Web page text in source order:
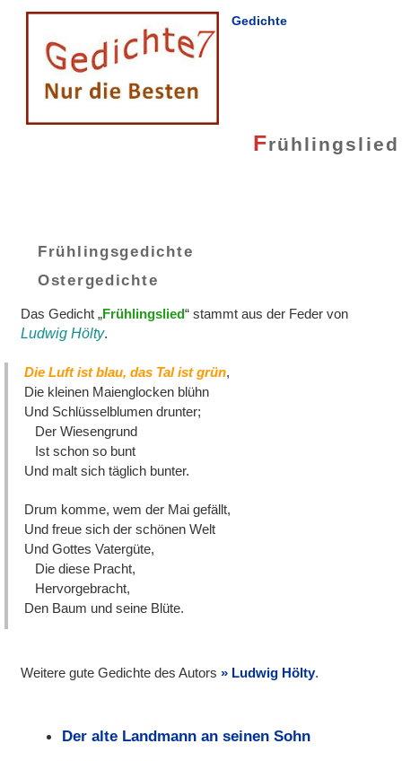
Gedichte
Frühlingslied
Frühlingsgedichte
Ostergedichte
Das Gedicht „Frühlingslied“ stammt aus der Feder von
Ludwig Hölty.
Die Luft ist blau, das Tal ist grün,
Die kleinen Maienglocken blühn
Und Schlüsselblumen drunter;
Der Wiesengrund
Ist schon so bunt
Und malt sich täglich bunter.
Drum komme, wem der Mai gefällt,
Und freue sich der schönen Welt
Und Gottes Vatergüte,
Die diese Pracht,
Hervorgebracht,
Den Baum und seine Blüte.
Weitere gute Gedichte des Autors Ludwig Hölty.
Der alte Landmann an seinen Sohn